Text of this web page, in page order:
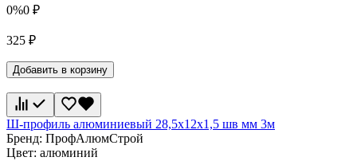
0%0 ₽
325 ₽
Добавить в корзину
Ш-профиль алюминиевый 28,5х12х1,5 шв мм 3м
Бренд: ПрофАлюмСтрой
Цвет: алюминий